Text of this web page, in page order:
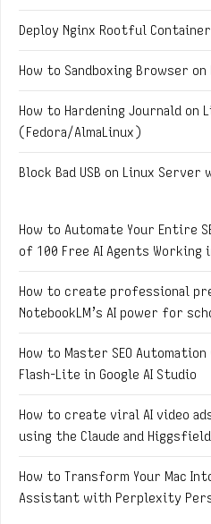
Deploy Nginx Rootful
How to Sandboxing Browser
How to Hardening Journald on
(Fedora/AlmaLinux)
Block Bad USB on Linux Server
How to Automate Your Entire
of 100 Free AI Agents Working
How to create professional
NotebookLM’s AI power for
How to Master SEO
Flash-Lite in Google AI Studio
How to create viral AI video
using the Claude and
How to Transform Your Mac
Assistant with Perplexity